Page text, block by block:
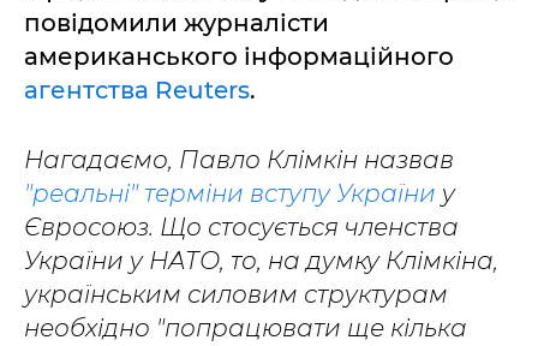
повідомили журналісти
американського інформаційного
агентства Reuters.
Нагадаємо, Павло Клімкін назвав
"реальні" терміни вступу України у
Євросоюз. Що стосується членства
України у НАТО, то, на думку Клімкіна,
українським силовим структурам
необхідно "попрацювати ще кілька